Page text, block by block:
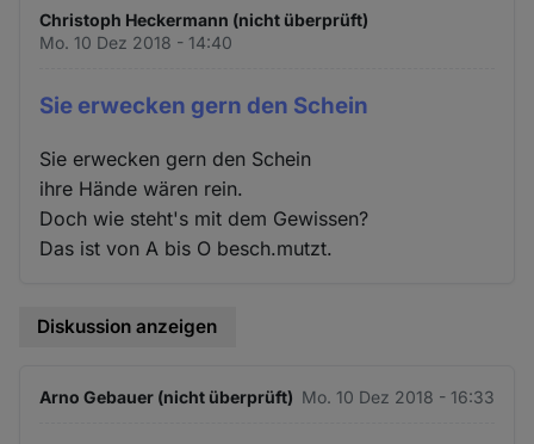
Christoph Heckermann (nicht überprüft)
Mo. 10 Dez 2018 - 14:40
Sie erwecken gern den Schein
Sie erwecken gern den Schein
ihre Hände wären rein.
Doch wie steht's mit dem Gewissen?
Das ist von A bis O besch.mutzt.
Diskussion anzeigen
Arno Gebauer (nicht überprüft) Mo. 10 Dez 2018 - 16:33